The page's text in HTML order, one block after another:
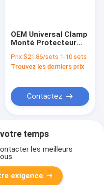
OEM Universal Clamp
Monté Protecteur
surtensions bande
d'alimentation avec
Prix:$21.86/sets 1-10 sets
Trouvez les derniers prix
Contactez
temps
les meilleurs
exigence